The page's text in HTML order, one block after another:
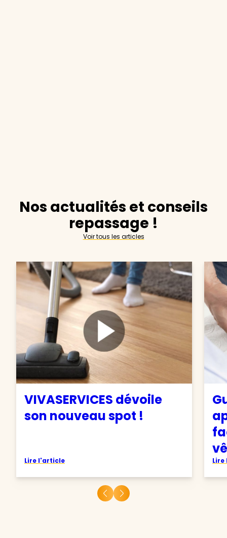
Nos actualités et conseils
repassage !
Voir tous les articles
VIVASERVICES dévoile
son nouveau spot !
Lire l'article